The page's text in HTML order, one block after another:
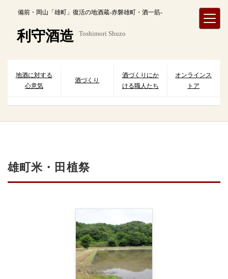
備前・岡山「雄町」復活の地酒蔵-赤磐雄町・酒一筋-
利守酒造 Toshimori Shuzo
地酒に対する
心意気
酒づくり
酒づくりにか
ける職人たち
オンラインス
トア
雄町米・田植祭